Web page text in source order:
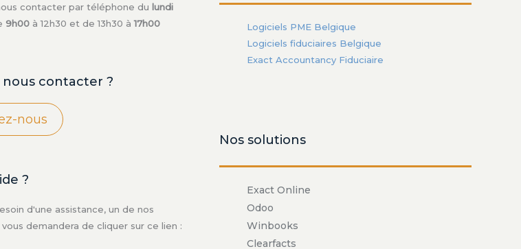
contacter par téléphone du lundi
9h00 à 12h30 et de 13h30 à17h00
contacter ?
nous
?
d'une assistance, un de nos
demandera de cliquer sur ce lien :
Logiciels PME Belgique
Logiciels fiduciaires Belgique
Exact Accountancy Fiduciaire
Nos solutions
Exact Online
Odoo
Winbooks
Clearfacts